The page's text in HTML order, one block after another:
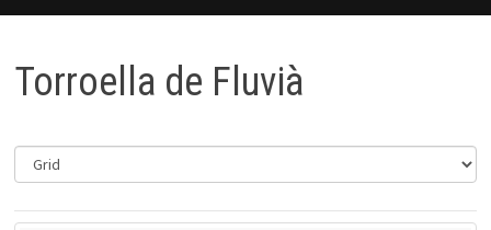
Torroella de Fluvià